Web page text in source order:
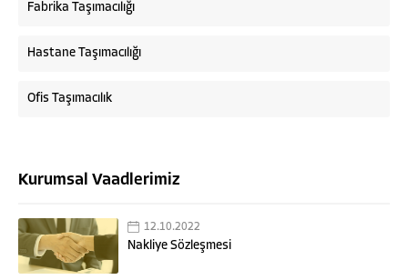
Fabrika Taşımacılığı
Hastane Taşımacılığı
Ofis Taşımacılık
Kurumsal Vaadlerimiz
12.10.2022
Nakliye Sözleşmesi